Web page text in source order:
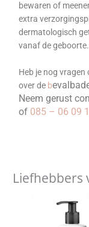
bewaren of
extra
dermatologisch
vanaf de geboorte.
Heb je nog
over de b
Neem gerust
of 085 – 06 09
Liefhebbers